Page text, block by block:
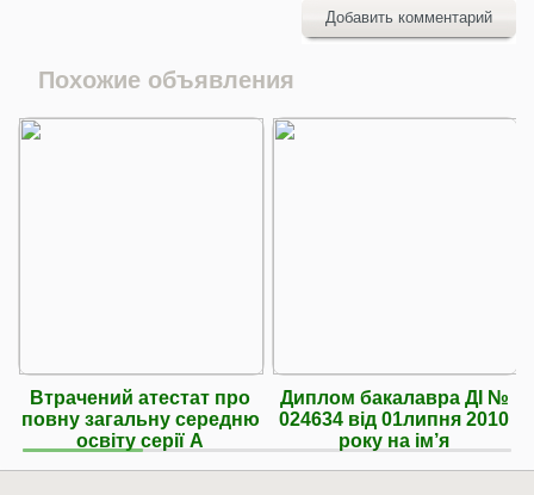
Добавить комментарий
Похожие объявления
Втрачений атестат про
повну загальну середню
освіту серії А
Диплом бакалавра ДІ №
024634 від 01липня 2010
року на ім’я